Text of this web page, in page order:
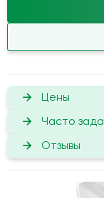
Цены
Часто
Отзывы